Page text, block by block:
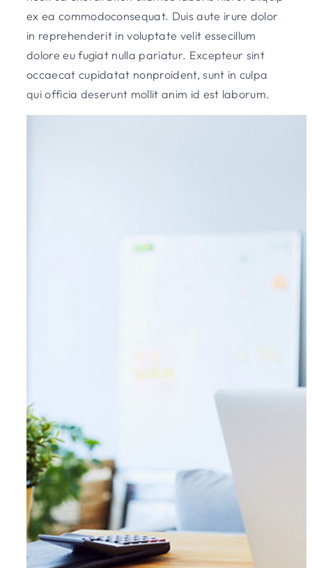
ex ea commodoconsequat. Duis aute irure dolor
in reprehenderit in voluptate velit essecillum
dolore eu fugiat nulla pariatur. Excepteur sint
occaecat cupidatat nonproident, sunt in culpa
qui officia deserunt mollit anim id est laborum.